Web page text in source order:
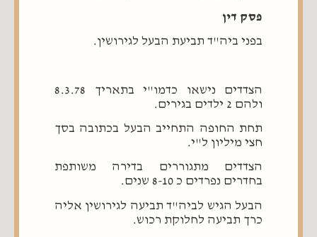
פסק דין
בפני ביה"ד תביעת הבעל לגירושין.
הצדדים נישאו כדמו"י בתאריך 8.3.78
ולהם 2 ילדים בגירים.
תחת החופה התחייב הבעל בכתובה בסך
חצי מיליון ל"י.
הצדדים מתגוררים בדירה משותפת
בחדרים נפרדים כ 8-10 שנים.
הבעל הגיש לביה"ד תביעה לגירושין אליה
כרך תביעה לחלוקת רכוש.